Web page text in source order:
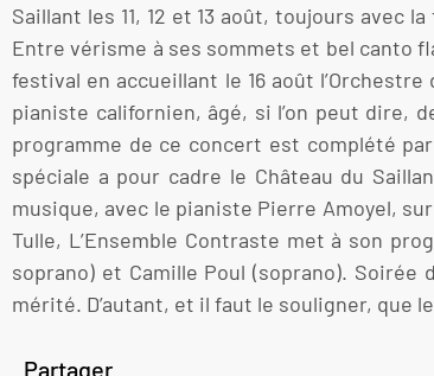
Saillant les 11, 12 et 13 août, toujours avec
Entre vérisme à ses sommets et bel canto
festival en accueillant le 16 août
pianiste californien, âgé, si l’on peut dire,
programme de ce concert est complété
spéciale a pour cadre le Château du
musique, avec le pianiste Pierre Amoyel,
Tulle, L’Ensemble Contraste met à son
soprano) et Camille Poul (soprano).
mérité. D’autant, et il faut le souligner, que
Partager